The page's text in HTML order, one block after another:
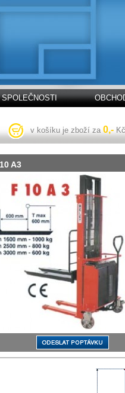
SPOLEČNOSTI
v košíku je zboží za 0,- Kč
A3